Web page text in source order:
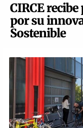
CIRCE
por su
Sostenible